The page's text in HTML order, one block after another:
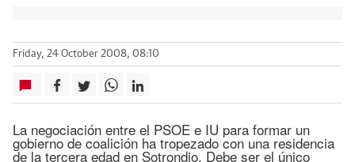
Friday, 24 October 2008, 08:10
La negociación entre el PSOE e IU para formar un
gobierno de coalición ha tropezado con una residencia
de la tercera edad en Sotrondio. Debe ser el único